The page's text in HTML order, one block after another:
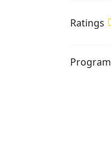
Ratings